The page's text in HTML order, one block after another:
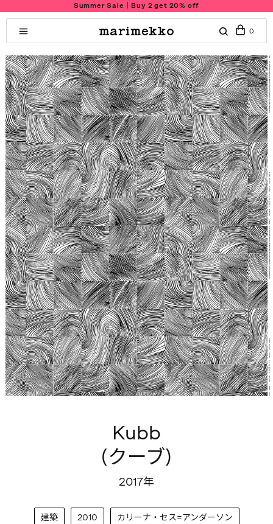
Summer Sale｜Buy 2 get 20% off
0
Kubb
(クーブ)
2017年
建築 2010 カリーナ・セス=アンダーソン